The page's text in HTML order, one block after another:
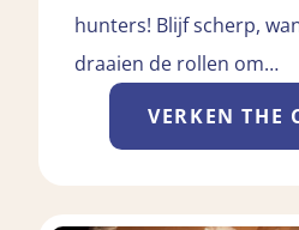
hunters! Blijf scherp,
draaien de rollen om…
VERKENTHE